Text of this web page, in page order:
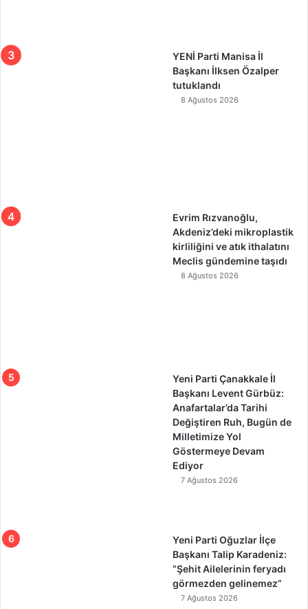
YENİ Parti Manisa İl
Başkanı İlksen Özalper
tutuklandı
8 Ağustos 2026
Evrim Rızvanoğlu,
Akdeniz’deki mikroplastik
kirliliğini ve atık ithalatını
Meclis gündemine taşıdı
8 Ağustos 2026
Yeni Parti Çanakkale İl
Başkanı Levent Gürbüz:
Anafartalar’da Tarihi
Değiştiren Ruh, Bugün de
Milletimize Yol
Göstermeye Devam
Ediyor
7 Ağustos 2026
Yeni Parti Oğuzlar İlçe
Başkanı Talip Karadeniz:
“Şehit Ailelerinin feryadı
görmezden gelinemez”
7 Ağustos 2026